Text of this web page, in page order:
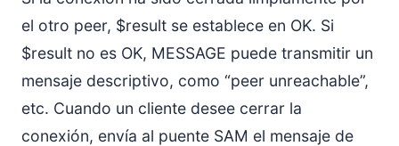
el otro peer, $result se establece en OK. Si
$result no es OK, MESSAGE puede transmitir un
mensaje descriptivo, como “peer unreachable”,
etc. Cuando un cliente desee cerrar la
conexión, envía al puente SAM el mensaje de